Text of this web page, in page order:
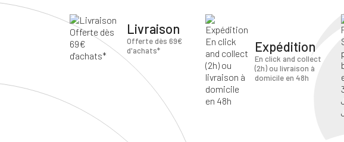
Livraison
Offerte dès 69€
d'achats*
Expédition
En click and collect
(2h) ou livraison à
domicile en 48h